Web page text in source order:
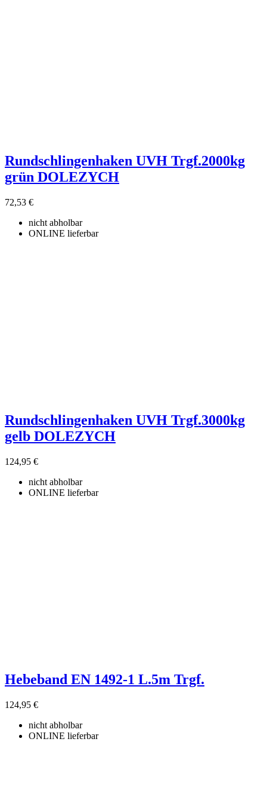
Rundschlingenhaken UVH Trgf.2000kg
grün DOLEZYCH
72,53 €
nicht abholbar
ONLINE lieferbar
Rundschlingenhaken UVH Trgf.3000kg
gelb DOLEZYCH
124,95 €
nicht abholbar
ONLINE lieferbar
Hebeband EN 1492-1 L.5m Trgf.
124,95 €
nicht abholbar
ONLINE lieferbar